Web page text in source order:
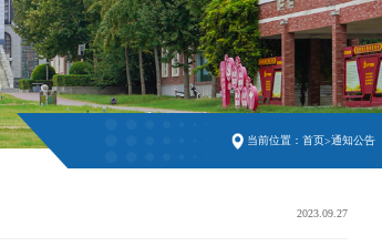
当前位置：首页>通知公告
2023.09.27